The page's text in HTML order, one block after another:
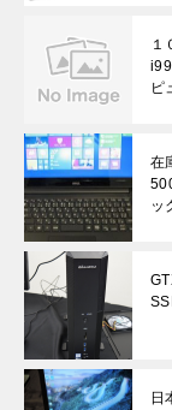
１
ピ
在
ッ
日